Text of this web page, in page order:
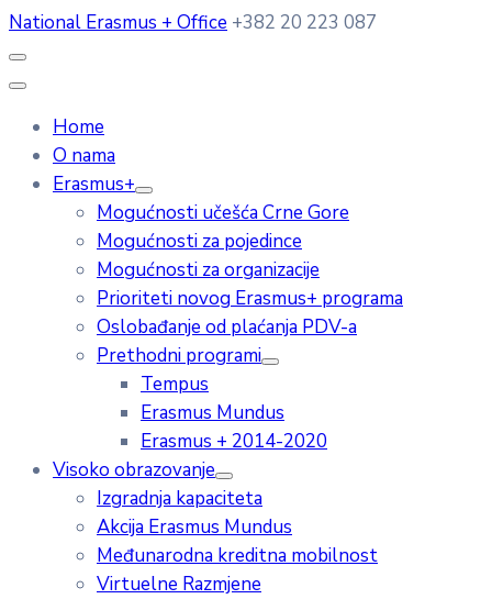
National Erasmus + Office +382 20 223 087
Home
O nama
Erasmus+
Mogućnosti učešća Crne Gore
Mogućnosti za pojedince
Mogućnosti za organizacije
Prioriteti novog Erasmus+ programa
Oslobađanje od plaćanja PDV-a
Prethodni programi
Tempus
Erasmus Mundus
Erasmus + 2014-2020
Visoko obrazovanje
Izgradnja kapaciteta
Akcija Erasmus Mundus
Međunarodna kreditna mobilnost
Virtuelne Razmjene